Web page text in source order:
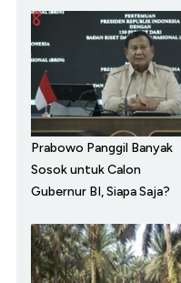
Prabowo Panggil Banyak
Sosok untuk Calon
Gubernur BI, Siapa Saja?